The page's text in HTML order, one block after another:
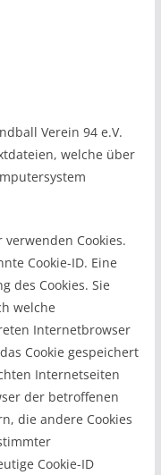
Verein 94 e.V.
welche über
Cookies.
Cookie-ID. Eine
des Cookies. Sie
welche
Internetbrowser
Cookie gespeichert
Internetseiten
der betroffenen
die andere Cookies
Cookie-ID